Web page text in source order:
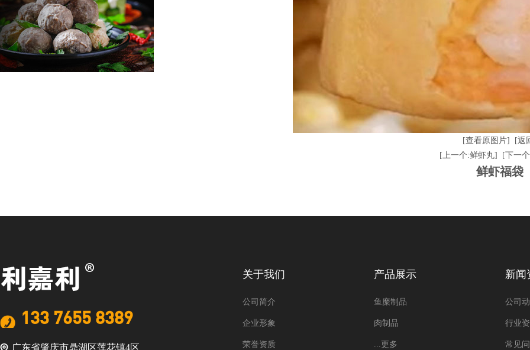
[查看原图片]
[返
[上一个:鲜虾丸]
[下一
鲜虾福袋
133 7655 8389
广东省肇庆市鼎湖区莲花镇4区
关于我们
公司简介
企业形象
荣誉资质
产品展示
鱼糜制品
肉制品
...更多
新闻
公司
行业
常见